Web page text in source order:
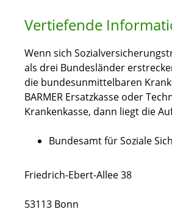
Vertiefende
Wenn sich
als drei Bundesländer
die bundesunmittelbaren
BARMER Ersatzkasse oder
Krankenkasse, dann liegt die
Bundesamt für Soziale
Friedrich-Ebert-Allee 38
53113 Bonn